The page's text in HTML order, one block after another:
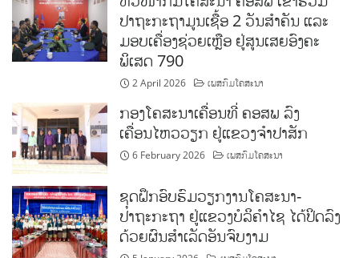
ປາຖະກະຖາມູນເຊື້ອ 2 ວັນສໍາຄັນ ແລະ
ມອບເຄື່ອງຊ່ວຍເຫຼືອ ຢູ່ສູນເສຍອົງຄະ
ພິເສດ 790
2 April 2026 ເພສກົມໂຄສະນາ
ກອງໂຄສະນາເຄື່ອນທີ່ ຄອສພ ລົງ
ເຄື່ອນໄຫວວຽກ ຢູ່ແຂວງຈໍາປາສັກ
6 February 2026 ເພສກົມໂຄສະນາ
ຊຸດຝຶກອົບຮົມວຽກງານໂຄສະນາ-
ປາຖະກະຖາ ຢູ່ແຂວງບໍລິຄຳໄຊ ໄດ້ປິດລົງ
ດ້ວຍຜົນສຳເລັດອັນຈົບງາມ